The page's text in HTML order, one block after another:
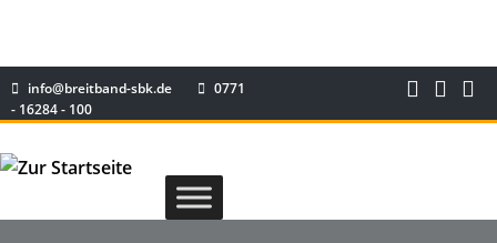
info@breitband-sbk.de
0771
- 16284 - 100